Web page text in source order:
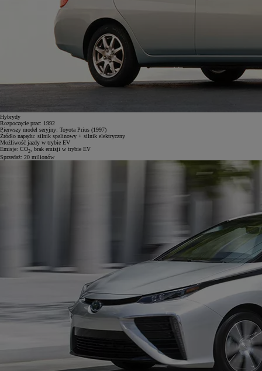
Hybrydy
Rozpoczęcie prac: 1992
Pierwszy model seryjny: Toyota Prius (1997)
Źródło napędu: silnik spalinowy + silnik elektryczny
Możliwość jazdy w trybie EV
Emisje: CO2
, brak emisji w trybie EV
Sprzedaż: 20 milionów